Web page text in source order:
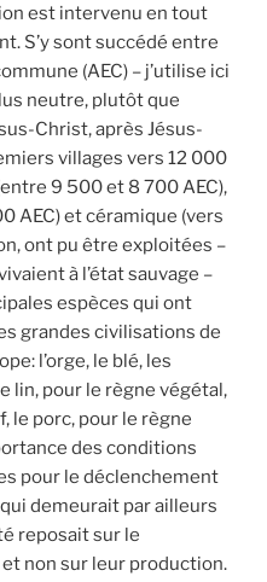
est intervenu en tout
S’y sont succédé entre
(AEC) – j’utilise ici
neutre, plutôt que
Christ, après Jésus-
villages vers 12 000
9 500 et 8 700 AEC),
AEC) et céramique (vers
ont pu être exploitées –
à l’état sauvage –
espèces qui ont
grandes civilisations de
l’orge, le blé, les
lin, pour le règne végétal,
le porc, pour le règne
des conditions
pour le déclenchement
demeurait par ailleurs
reposait sur le
non sur leur production.